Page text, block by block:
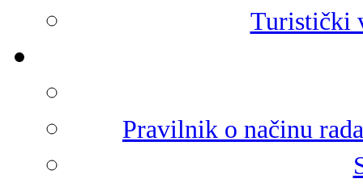
Turistički
Pravilnik o načinu